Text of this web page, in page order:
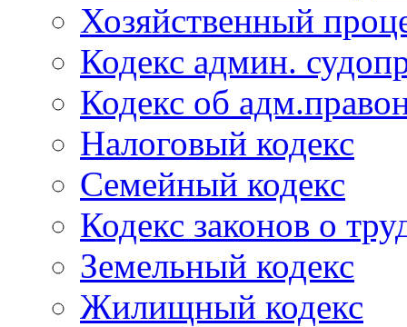
Хозяйственный
Кодекс админ.
Кодекс об
Налоговый кодекс
Семейный кодекс
Кодекс законов о
Земельный кодекс
Жилищный кодекс